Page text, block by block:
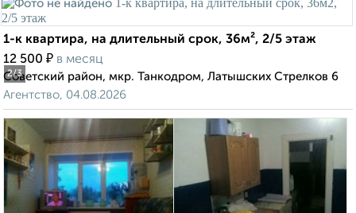
2/3
1-к квартира, на длительный срок, 36м², 2/5 этаж
12 500 ₽ в месяц
Советский район, мкр. Танкодром, Латышских Стрелков 6
Агентство, 04.08.2026